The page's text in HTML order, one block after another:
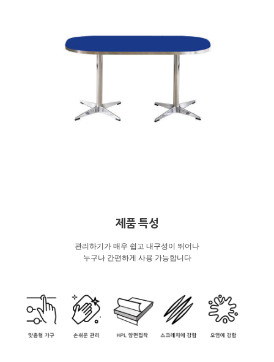
제품 특성
관리하기가 매우 쉽고 내구성이 뛰어나
누구나 간편하게 사용 가능합니다